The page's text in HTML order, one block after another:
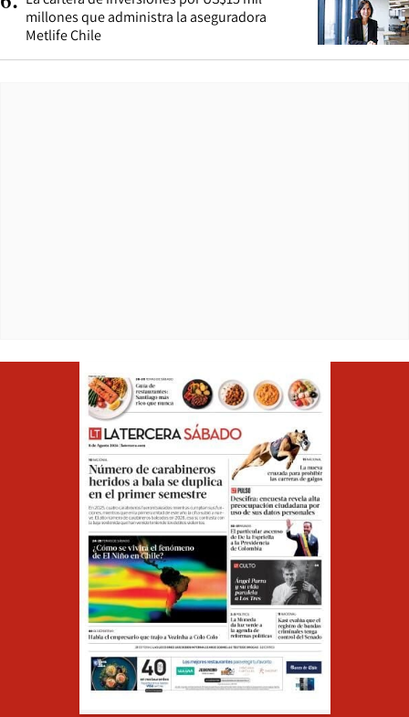
millones que administra la aseguradora
Metlife Chile